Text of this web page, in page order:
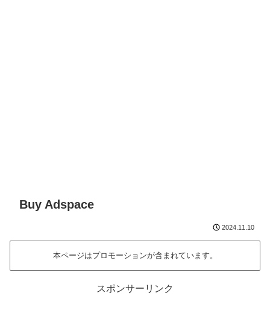
Buy Adspace
2024.11.10
本ページはプロモーションが含まれています。
スポンサーリンク